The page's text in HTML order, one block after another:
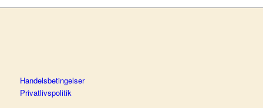
Handelsbetingelser
Privatlivspolitik